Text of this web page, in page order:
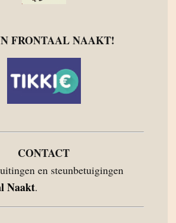
FRONTAAL NAAKT!
CONTACT
en steunbetuigingen
Naakt.